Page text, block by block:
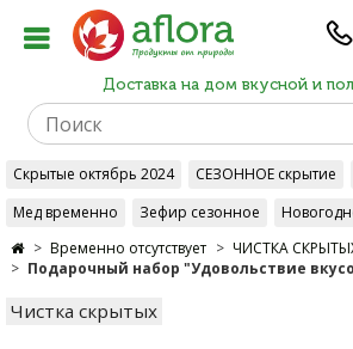
Доставка на дом вкусной и
Скрытые октябрь 2024 СЕЗОННОЕ скрытие
Мед временно
Зефир сезонное
Временно отсутствует
ЧИСТКА
Подарочный набор "Удовольствие
Чистка скрытых